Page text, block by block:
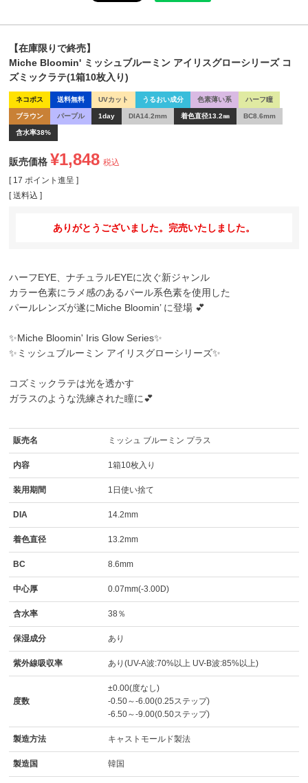
【在庫限りで終売】
Miche Bloomin' ミッシュブルーミン アイリスグローシリーズ コ
ズミックラテ(1箱10枚入り)
ネコポス 送料無料 UVカット うるおい成分 色素薄い系 ハーフ瞳
ブラウン パープル 1day DIA14.2mm 着色直径13.2㎜ BC8.6mm
含水率38%
販売価格 ¥1,848 税込
[ 17 ポイント進呈 ]
送料込
ありがとうございました。完売いたしました。
ハーフEYE、ナチュラルEYEに次ぐ新ジャンル
カラー色素にラメ感のあるパール系色素を使用した
パールレンズが遂にMiche Bloomin’ に登場 💕
✨Miche Bloomin' Iris Glow Series✨
✨ミッシュブルーミン アイリスグローシリーズ✨
コズミックラテは光を透かす
ガラスのような洗練された瞳に💕
販売名 ミッシュ ブルーミン プラス
内容 1箱10枚入り
装用期間 1日使い捨て
DIA 14.2mm
着色直径 13.2mm
BC 8.6mm
中心厚 0.07mm(-3.00D)
含水率 38％
保湿成分 あり
紫外線吸収率 あり(UV-A波:70%以上 UV-B波:85%以上)
度数
±0.00(度なし)
-0.50～-6.00(0.25ステップ)
-6.50～-9.00(0.50ステップ)
製造方法 キャストモールド製法
製造国 韓国